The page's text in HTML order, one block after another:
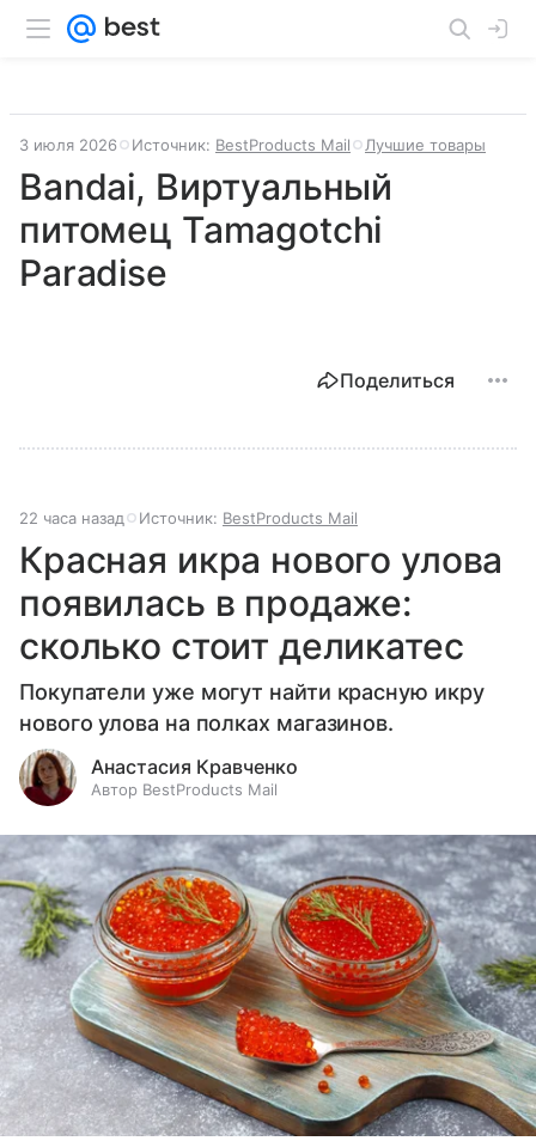
3 июля 2026 Источник: BestProducts Mail Лучшие товары
Bandai, Виртуальный
питомец Tamagotchi
Paradise
Поделиться
22 часа назад Источник: BestProducts Mail
Красная икра нового улова
появилась в продаже:
сколько стоит деликатес
Покупатели уже могут найти красную икру
нового улова на полках магазинов.
Анастасия Кравченко
Автор BestProducts Mail